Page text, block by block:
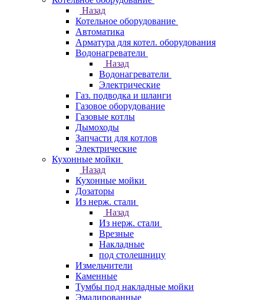
Назад
Котельное оборудование
Автоматика
Арматура для котел. оборудования
Водонагреватели
Назад
Водонагреватели
Электрические
Газ. подводка и шланги
Газовое оборудование
Газовые котлы
Дымоходы
Запчасти для котлов
Электрические
Кухонные мойки
Назад
Кухонные мойки
Дозаторы
Из нерж. стали
Назад
Из нерж. стали
Врезные
Накладные
под столешницу
Измельчители
Каменные
Тумбы под накладные мойки
Эмалированные